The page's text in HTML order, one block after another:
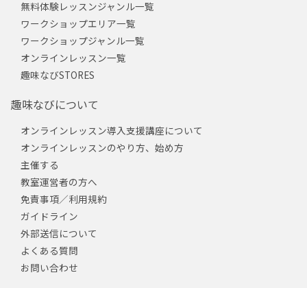
無料体験レッスンジャンル一覧
ワークショップエリア一覧
ワークショップジャンル一覧
オンラインレッスン一覧
趣味なびSTORES
趣味なびについて
オンラインレッスン導入支援講座について
オンラインレッスンのやり方、始め方
主催する
教室運営者の方へ
免責事項／利用規約
ガイドライン
外部送信について
よくある質問
お問い合わせ